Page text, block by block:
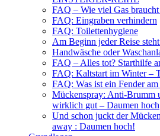
FAQ – Wie viel Gas
FAQ: Eingraben verhindern
FAQ: Toilettenhygiene
Am Beginn jeder Reise
Handwäsche oder
FAQ – Alles tot? Starthilfe
FAQ: Kaltstart im Winter –
FAQ: Was ist ein Fender
Mückenspray: Anti-
wirklich gut – Daumen hoch
Und schon juckt der
away : Daumen hoch!